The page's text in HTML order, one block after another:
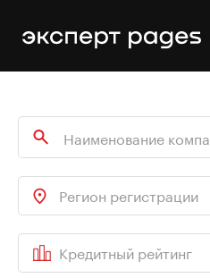
Регион регистрации
Кредитный рейтинг